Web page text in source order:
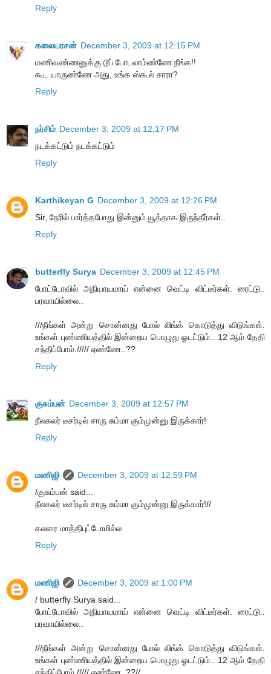
Reply
கலையரசன் December 3, 2009 at 12:15 PM
மணிவண்ணனுக்கு டூப் போடலாம்ண்ணே நீங்க!!
கூட யாருண்ணே அது, உங்க ஸ்கூல் சாரா?
Reply
நர்சிம் December 3, 2009 at 12:17 PM
நடக்கட்டும் நடக்கட்டும்
Reply
Karthikeyan G December 3, 2009 at 12:26 PM
Sir, நேரில் பார்த்தபோது இன்னும் யூத்தாக இருந்தீர்கள்..
Reply
butterfly Surya December 3, 2009 at 12:45 PM
போட்டோவில் அநியாயமாய் என்னை வெட்டி விட்டீர்கள். ரைட்டு..
பரவாயில்லை..
///நீங்கள் அன்று சொன்னது போல் லிங்க் கொடுத்து விடுங்கள்.
உங்கள் புண்ணியத்தில் இன்றைய பொழுது ஓடட்டும்.. 12 ஆம் தேதி
சந்திப்போம்.///// ஏண்ணே..??
Reply
குசும்பன் December 3, 2009 at 12:57 PM
நீலகலர் டீசர்டில் சாரு சும்மா கும்முன்னு இருக்கார்!
Reply
மணிஜி
December 3, 2009 at 12:59 PM
/குசும்பன் said...
நீலகலர் டீசர்டில் சாரு சும்மா கும்முன்னு இருக்கார்!//
கலரை மாத்திபுட்டோமில்ல
Reply
மணிஜி
December 3, 2009 at 1:00 PM
/ butterfly Surya said...
போட்டோவில் அநியாயமாய் என்னை வெட்டி விட்டீர்கள். ரைட்டு..
பரவாயில்லை..
///நீங்கள் அன்று சொன்னது போல் லிங்க் கொடுத்து விடுங்கள்.
உங்கள் புண்ணியத்தில் இன்றைய பொழுது ஓடட்டும்.. 12 ஆம் தேதி